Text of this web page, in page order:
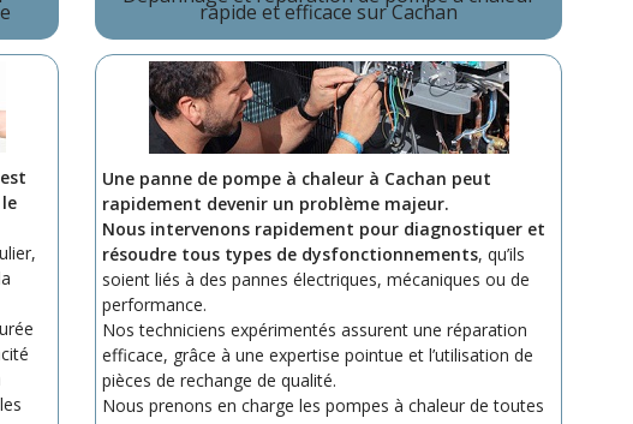
rapide et efficace sur Cachan
Une panne de pompe à chaleur à Cachan peut
rapidement devenir un problème majeur.
Nous intervenons rapidement pour diagnostiquer et
résoudre tous types de dysfonctionnements, qu’ils
soient liés à des pannes électriques, mécaniques ou de
performance.
Nos techniciens expérimentés assurent une réparation
efficace, grâce à une expertise pointue et l’utilisation de
pièces de rechange de qualité.
Nous prenons en charge les pompes à chaleur de toutes